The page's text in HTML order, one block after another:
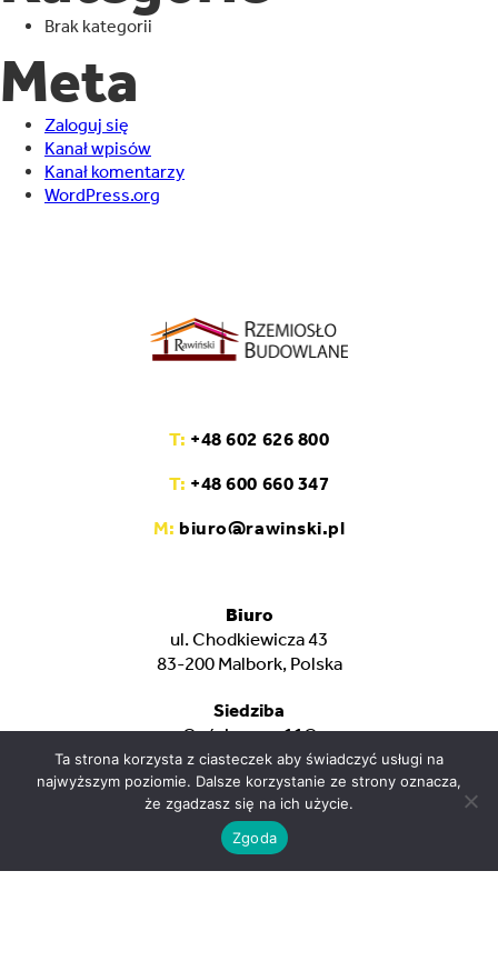
Brak kategorii
Meta
Zaloguj się
Kanał wpisów
Kanał komentarzy
WordPress.org
T: +48 602 626 800
T: +48 600 660 347
M: biuro@rawinski.pl
Biuro
ul. Chodkiewicza 43
83-200 Malbork, Polska
Siedziba
Gościszewo 11C
82-400 Sztum, Polska
NIP: 5791807290
Regon: 192666448
Ta strona korzysta z ciasteczek aby świadczyć usługi na
najwyższym poziomie. Dalsze korzystanie ze strony oznacza,
że zgadzasz się na ich użycie.
Zgoda